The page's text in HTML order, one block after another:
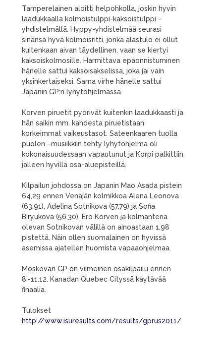
Tamperelainen aloitti helpohkolla, joskin hyvin
laadukkaalla kolmoistulppi-kaksoistulppi -
yhdistelmällä. Hyppy-yhdistelmää seurasi
sinänsä hyvä kolmoisritti, jonka alastulo ei ollut
kuitenkaan aivan täydellinen, vaan se kiertyi
kaksoiskolmosille. Harmittava epäonnistuminen
hänelle sattui kaksoisakselissa, joka jäi vain
yksinkertaiseksi. Sama virhe hänelle sattui
Japanin GP:n lyhytohjelmassa.
Korven piruetit pyörivät kuitenkin laadukkaasti ja
hän saikin mm. kahdesta piruetistaan
korkeimmat vaikeustasot. Sateenkaaren tuolla
puolen –musiikkiin tehty lyhytohjelma oli
kokonaisuudessaan vapautunut ja Korpi palkittiin
jälleen hyvillä osa-aluepisteillä.
Kilpailun johdossa on Japanin Mao Asada pistein
64,29 ennen Venäjän kolmikkoa Alena Leonova
(63,91), Adelina Sotnikova (57,79) ja Sofia
Biryukova (56,30). Ero Korven ja kolmantena
olevan Sotnikovan välillä on ainoastaan 1,98
pistettä. Näin ollen suomalainen on hyvissä
asemissa ajatellen huomista vapaaohjelmaa.
Moskovan GP on viimeinen osakilpailu ennen
8.-11.12. Kanadan Quebec Cityssä käytävää
finaalia.
Tulokset
http://www.isuresults.com/results/gprus2011/